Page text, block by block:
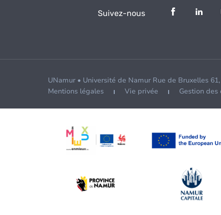
Suivez-nous
UNamur • Université de Namur Rue de Bruxelles
Mentions légales
Vie privée Gestion des